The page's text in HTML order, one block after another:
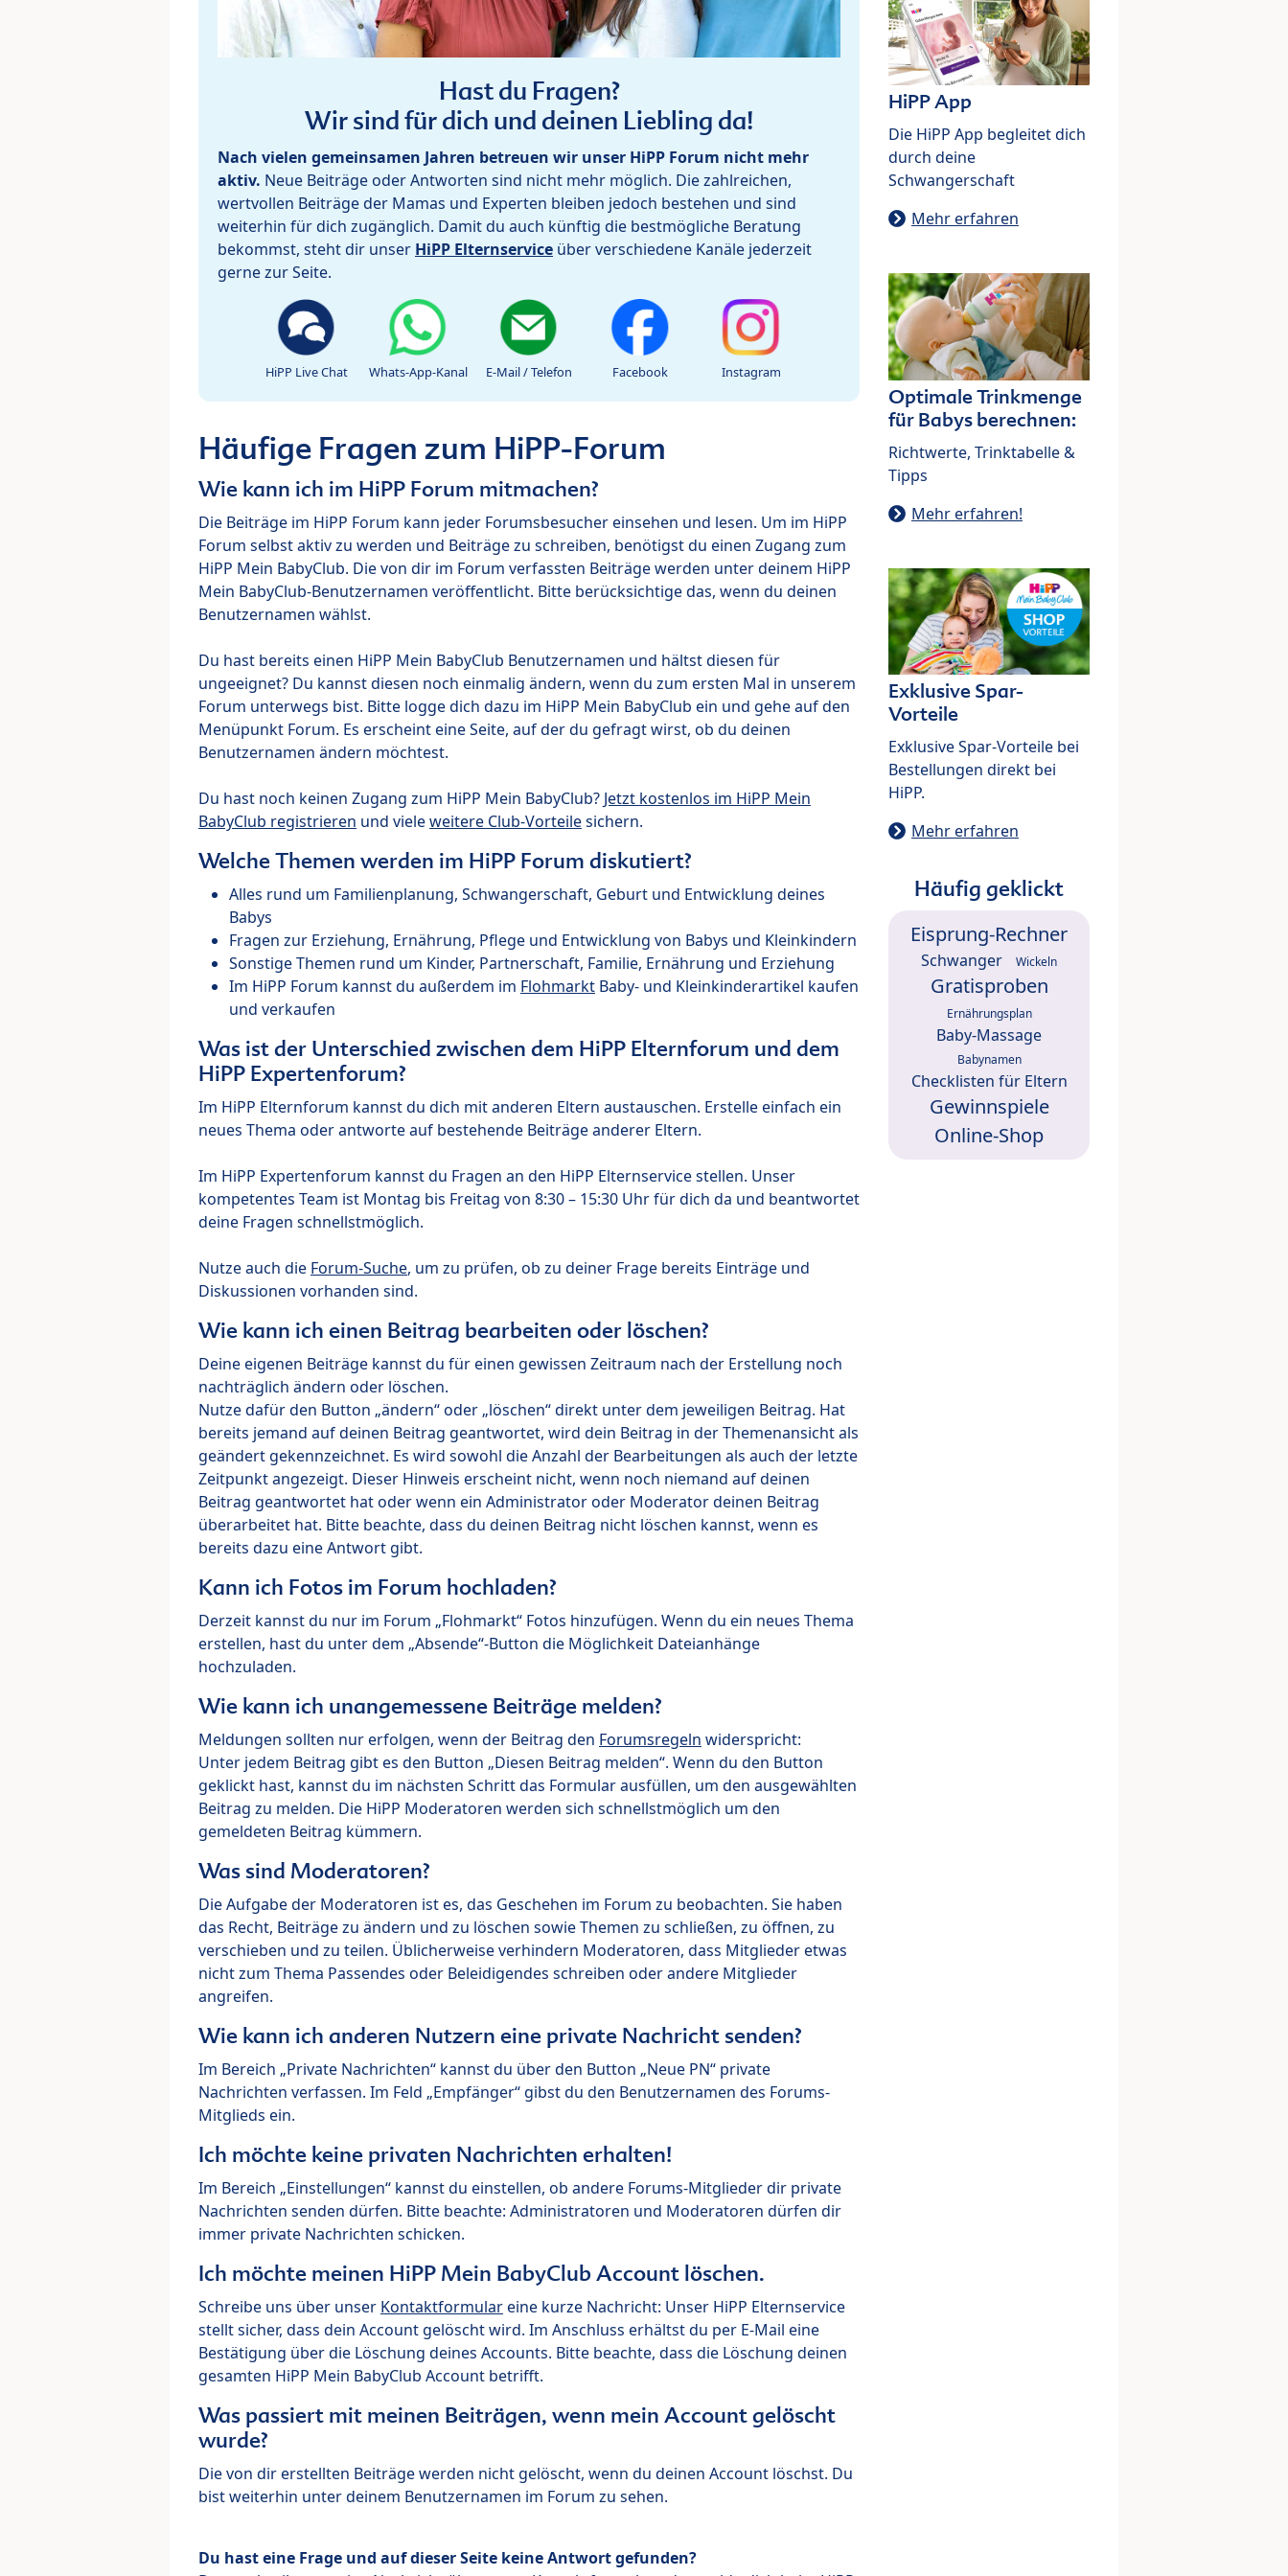
Hast du Fragen?
Wir sind für dich und deinen Liebling da!
Nach vielen gemeinsamen Jahren betreuen wir unser HiPP Forum nicht mehr
aktiv. Neue Beiträge oder Antworten sind nicht mehr möglich. Die zahlreichen,
wertvollen Beiträge der Mamas und Experten bleiben jedoch bestehen und sind
weiterhin für dich zugänglich. Damit du auch künftig die bestmögliche Beratung
bekommst, steht dir unser HiPP Elternservice über verschiedene Kanäle jederzeit
gerne zur Seite.
HiPP Live Chat Whats-App-Kanal E-Mail / Telefon Facebook Instagram
Häufige Fragen zum HiPP-Forum
Wie kann ich im HiPP Forum mitmachen?
Die Beiträge im HiPP Forum kann jeder Forumsbesucher einsehen und lesen. Um im HiPP
Forum selbst aktiv zu werden und Beiträge zu schreiben, benötigst du einen Zugang zum
HiPP Mein BabyClub. Die von dir im Forum verfassten Beiträge werden unter deinem HiPP
Mein BabyClub-Benutzernamen veröffentlicht. Bitte berücksichtige das, wenn du deinen
Benutzernamen wählst.
Du hast bereits einen HiPP Mein BabyClub Benutzernamen und hältst diesen für
ungeeignet? Du kannst diesen noch einmalig ändern, wenn du zum ersten Mal in unserem
Forum unterwegs bist. Bitte logge dich dazu im HiPP Mein BabyClub ein und gehe auf den
Menüpunkt Forum. Es erscheint eine Seite, auf der du gefragt wirst, ob du deinen
Benutzernamen ändern möchtest.
Du hast noch keinen Zugang zum HiPP Mein BabyClub? Jetzt kostenlos im HiPP Mein
BabyClub registrieren und vieleweitere Club-Vorteilesichern.
Welche Themen werden im HiPP Forum diskutiert?
Alles rund um Familienplanung, Schwangerschaft, Geburt und Entwicklung deines
Babys
Fragen zur Erziehung, Ernährung, Pflege und Entwicklung von Babys und Kleinkindern
Sonstige Themen rund um Kinder, Partnerschaft, Familie, Ernährung und Erziehung
Im HiPP Forum kannst du außerdem im Flohmarkt Baby- und Kleinkinderartikel kaufen
und verkaufen
Was ist der Unterschied zwischen dem HiPP Elternforum und dem
HiPP Expertenforum?
Im HiPP Elternforum kannst du dich mit anderen Eltern austauschen. Erstelle einfach ein
neues Thema oder antworte auf bestehende Beiträge anderer Eltern.
Im HiPP Expertenforum kannst du Fragen an den HiPP Elternservice stellen. Unser
kompetentes Team ist Montag bis Freitag von 8:30 – 15:30 Uhr für dich da und beantwortet
deine Fragen schnellstmöglich.
Nutze auch die Forum-Suche, um zu prüfen, ob zu deiner Frage bereits Einträge und
Diskussionen vorhanden sind.
Wie kann ich einen Beitrag bearbeiten oder löschen?
Deine eigenen Beiträge kannst du für einen gewissen Zeitraum nach der Erstellung noch
nachträglich ändern oder löschen.
Nutze dafür den Button „ändern“ oder „löschen“ direkt unter dem jeweiligen Beitrag. Hat
bereits jemand auf deinen Beitrag geantwortet, wird dein Beitrag in der Themenansicht als
geändert gekennzeichnet. Es wird sowohl die Anzahl der Bearbeitungen als auch der letzte
Zeitpunkt angezeigt. Dieser Hinweis erscheint nicht, wenn noch niemand auf deinen
Beitrag geantwortet hat oder wenn ein Administrator oder Moderator deinen Beitrag
überarbeitet hat. Bitte beachte, dass du deinen Beitrag nicht löschen kannst, wenn es
bereits dazu eine Antwort gibt.
Kann ich Fotos im Forum hochladen?
Derzeit kannst du nur im Forum „Flohmarkt“ Fotos hinzufügen. Wenn du ein neues Thema
erstellen, hast du unter dem „Absende“-Button die Möglichkeit Dateianhänge
hochzuladen.
Wie kann ich unangemessene Beiträge melden?
Meldungen sollten nur erfolgen, wenn der Beitrag den Forumsregeln widerspricht:
Unter jedem Beitrag gibt es den Button „Diesen Beitrag melden“. Wenn du den Button
geklickt hast, kannst du im nächsten Schritt das Formular ausfüllen, um den ausgewählten
Beitrag zu melden. Die HiPP Moderatoren werden sich schnellstmöglich um den
gemeldeten Beitrag kümmern.
Was sind Moderatoren?
Die Aufgabe der Moderatoren ist es, das Geschehen im Forum zu beobachten. Sie haben
das Recht, Beiträge zu ändern und zu löschen sowie Themen zu schließen, zu öffnen, zu
verschieben und zu teilen. Üblicherweise verhindern Moderatoren, dass Mitglieder etwas
nicht zum Thema Passendes oder Beleidigendes schreiben oder andere Mitglieder
angreifen.
Wie kann ich anderen Nutzern eine private Nachricht senden?
Im Bereich „Private Nachrichten“ kannst du über den Button „Neue PN“ private
Nachrichten verfassen. Im Feld „Empfänger“ gibst du den Benutzernamen des Forums-
Mitglieds ein.
Ich möchte keine privaten Nachrichten erhalten!
Im Bereich „Einstellungen“ kannst du einstellen, ob andere Forums-Mitglieder dir private
Nachrichten senden dürfen. Bitte beachte: Administratoren und Moderatoren dürfen dir
immer private Nachrichten schicken.
Ich möchte meinen HiPP Mein BabyClub Account löschen.
Schreibe uns über unser Kontaktformulareine kurze Nachricht: Unser HiPP Elternservice
stellt sicher, dass dein Account gelöscht wird. Im Anschluss erhältst du per E-Mail eine
Bestätigung über die Löschung deines Accounts. Bitte beachte, dass die Löschung deinen
gesamten HiPP Mein BabyClub Account betrifft.
Was passiert mit meinen Beiträgen, wenn mein Account gelöscht
wurde?
Die von dir erstellten Beiträge werden nicht gelöscht, wenn du deinen Account löschst. Du
bist weiterhin unter deinem Benutzernamen im Forum zu sehen.
Du hast eine Frage und auf dieser Seite keine Antwort gefunden?
HiPP App
Die HiPP App begleitet dich
durch deine
Schwangerschaft
Mehr erfahren
Optimale Trinkmenge
für Babys berechnen:
Richtwerte, Trinktabelle &
Tipps
Mehr erfahren!
Exklusive Spar-
Vorteile
Exklusive Spar-Vorteile bei
Bestellungen direkt bei
HiPP.
Mehr erfahren
Häufig geklickt
Eisprung-Rechner
Schwanger Wickeln
Gratisproben
Ernährungsplan
Baby-Massage
Babynamen
Checklisten für Eltern
Gewinnspiele
Online-Shop